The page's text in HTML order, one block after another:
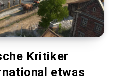
Kritiker
etwas